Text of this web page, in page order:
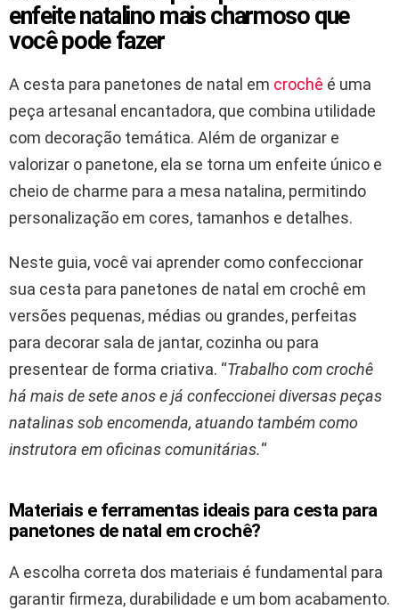
enfeite natalino mais charmoso que
você pode fazer
A cesta para panetones de natal em crochê é uma
peça artesanal encantadora, que combina utilidade
com decoração temática. Além de organizar e
valorizar o panetone, ela se torna um enfeite único e
cheio de charme para a mesa natalina, permitindo
personalização em cores, tamanhos e detalhes.
Neste guia, você vai aprender como confeccionar
sua cesta para panetones de natal em crochê em
versões pequenas, médias ou grandes, perfeitas
para decorar sala de jantar, cozinha ou para
presentear de forma criativa. “Trabalho com crochê
há mais de sete anos e já confeccionei diversas peças
natalinas sob encomenda, atuando também como
instrutora em oficinas comunitárias.“
Materiais e ferramentas ideais para cesta para
panetones de natal em crochê?
A escolha correta dos materiais é fundamental para
garantir firmeza, durabilidade e um bom acabamento.